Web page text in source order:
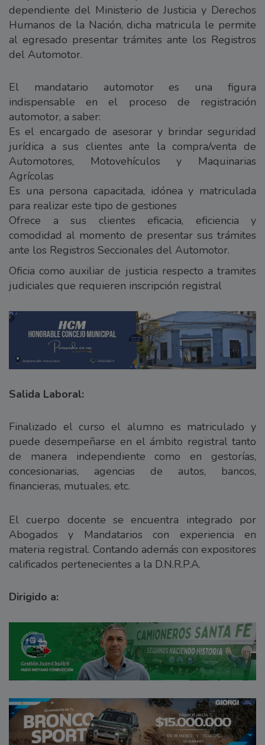
dependiente del Ministerio de Justicia y Derechos
Humanos de la Nación, dicha matricula le permite
al egresado presentar trámites ante los Registros
del Automotor.
El mandatario automotor es una figura
indispensable en el proceso de registración
automotor, a saber:
Es el encargado de asesorar y brindar seguridad
jurídica a sus clientes ante la compra/venta de
Automotores, Motovehículos y Maquinarias
Agrícolas
Es una persona capacitada, idónea y matriculada
para realizar este tipo de gestiones
Ofrece a sus clientes eficacia, eficiencia y
comodidad al momento de presentar sus trámites
ante los Registros Seccionales del Automotor.
Oficia como auxiliar de justicia respecto a tramites
judiciales que requieren inscripción registral
Salida Laboral:
Finalizado el curso el alumno es matriculado y
puede desempeñarse en el ámbito registral tanto
de manera independiente como en gestorías,
concesionarias, agencias de autos, bancos,
financieras, mutuales, etc.
El cuerpo docente se encuentra integrado por
Abogados y Mandatarios con experiencia en
materia registral. Contando además con expositores
calificados pertenecientes a la D.N.R.P.A.
Dirigido a: